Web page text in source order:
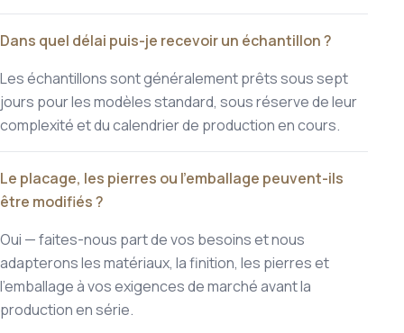
Dans quel délai puis-je recevoir un échantillon ?
Les échantillons sont généralement prêts sous sept
jours pour les modèles standard, sous réserve de leur
complexité et du calendrier de production en cours.
Le placage, les pierres ou l'emballage peuvent-ils
être modifiés ?
Oui — faites-nous part de vos besoins et nous
adapterons les matériaux, la finition, les pierres et
l'emballage à vos exigences de marché avant la
production en série.